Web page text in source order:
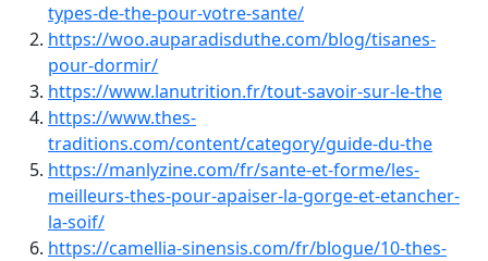
types-de-the-pour-votre-sante/
https://woo.auparadisduthe.com/blog/tisanes-
pour-dormir/
https://www.lanutrition.fr/tout-savoir-sur-le-the
https://www.thes-
traditions.com/content/category/guide-du-the
https://manlyzine.com/fr/sante-et-forme/les-
meilleurs-thes-pour-apaiser-la-gorge-et-etancher-
la-soif/
https://camellia-sinensis.com/fr/blogue/10-thes-